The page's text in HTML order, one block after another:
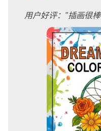
用户好评："插画很